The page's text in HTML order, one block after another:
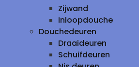
Zijwand
Inloopdouche
Douchedeuren
Draaideuren
Schuifdeuren